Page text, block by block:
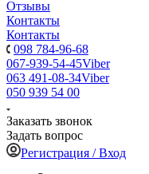
Отзывы
Контакты
Контакты
098 784-96-68
067-939-54-45Viber
063 491-08-34Viber
050 939 54 00
Заказать звонок
Задать вопрос
Регистрация / Вход